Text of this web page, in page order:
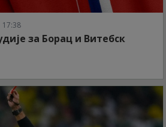
за Борац и Витебск